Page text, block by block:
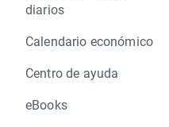
diarios
Calendario económico
Centro de ayuda
eBooks